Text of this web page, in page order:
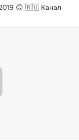
😊 🇷🇺 Канал